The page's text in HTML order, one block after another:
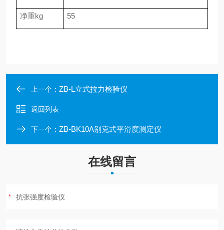
净重kg 55
上一个： ZB-L立式拉力检验仪
返回列表
下一个： ZB-BK10A别克式平滑度测定仪
在线留言